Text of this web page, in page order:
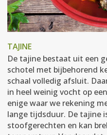
TAJINE
De tajine bestaat uit een
schotel met bijbehorend
schaal volledig afsluit.
in heel weinig vocht op
enige waar we rekening
lange tijdsduur. De tajine
stoofgerechten en kan